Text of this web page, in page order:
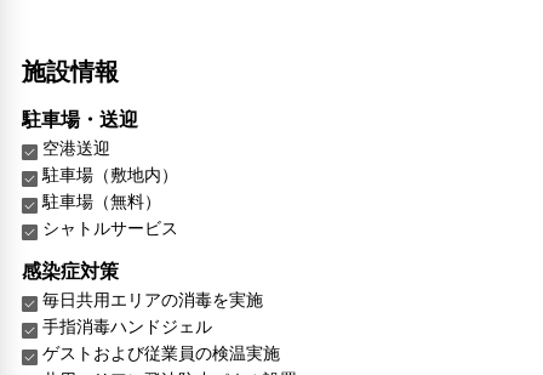
施設情報
駐車場・送迎
空港送迎
駐車場（敷地内）
駐車場（無料）
シャトルサービス
感染症対策
毎日共用エリアの消毒を実施
手指消毒ハンドジェル
ゲストおよび従業員の検温実施